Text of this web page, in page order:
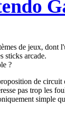
de jeux, dont
sticks arcade.
?
de circuit
pas trop les
simple